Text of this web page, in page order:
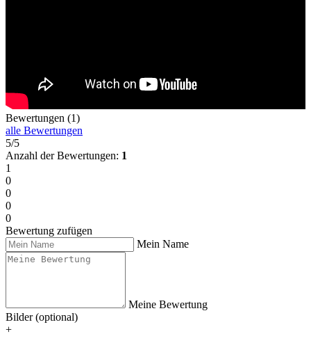
Bewertungen (1)
alle Bewertungen
5/5
Anzahl der Bewertungen: 1
1
0
0
0
0
Bewertung zufügen
Mein Name
Meine Bewertung
Bilder (optional)
+